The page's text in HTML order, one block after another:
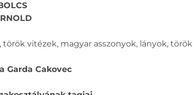
vitézek, magyar asszonyok, lányok,
Garda Cakovec